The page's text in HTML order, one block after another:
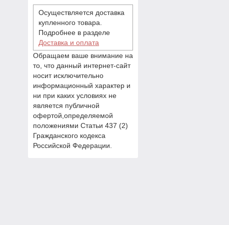
Осуществляется доставка
купленного товара.
Подробнее в разделе
Доставка и оплата
Обращаем ваше внимание на
то, что данный интернет-сайт
носит исключительно
информационный характер и
ни при каких условиях не
является публичной
офертой,определяемой
положениями Статьи 437 (2)
Гражданского кодекса
Российской Федерации.